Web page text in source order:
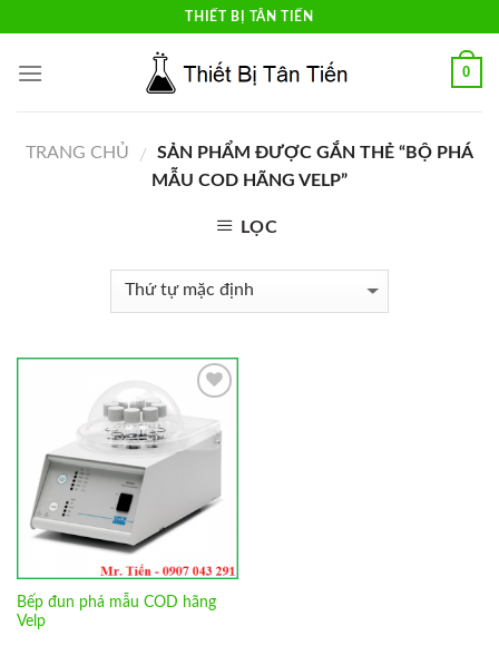
content
THIẾT BỊ TÂN TIẾN
0
TRANG CHỦ /
SẢN PHẨM ĐƯỢC GẮN THẺ “BỘ PHÁ
MẪU COD HÃNG VELP”
LỌC
Wishlist
Bếp đun phá mẫu COD hãng
Velp